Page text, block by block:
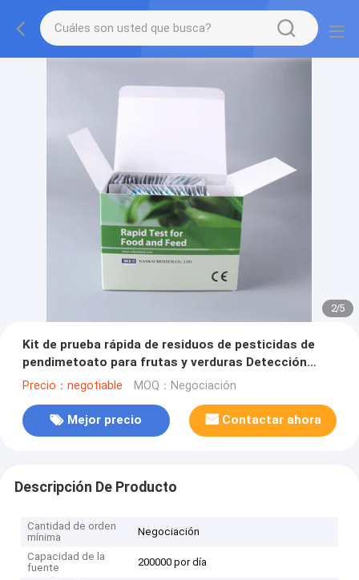
2/5
Kit de prueba rápida de residuos de pesticidas de
pendimetoato para frutas y verduras Detección
rápida, alta sensibilidad
Precio：negotiable MOQ：Negociación
Mejor precio Contactar ahora
Descripción De Producto
Cantidad de orden
mínima
Negociación
Capacidad de la
fuente
200000 por día